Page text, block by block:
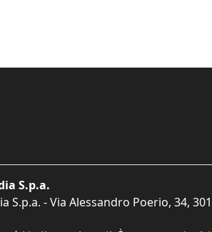
S.p.a.
- Via Alessandro Poerio, 34,